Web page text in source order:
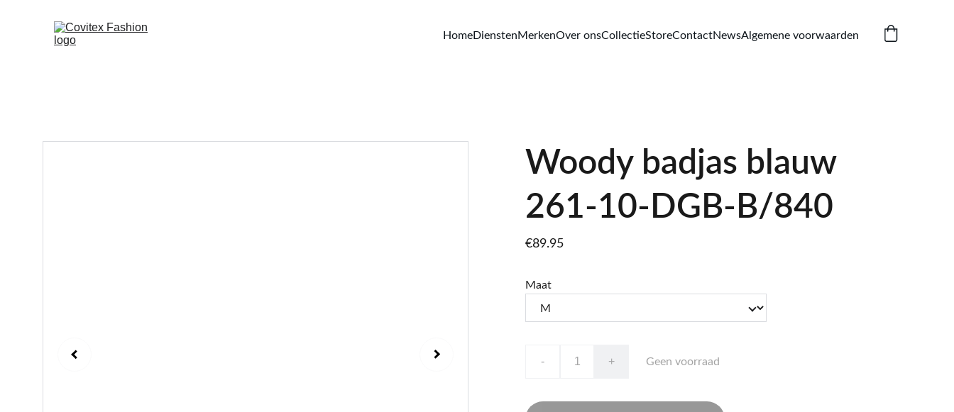
HomeDienstenMerkenOver onsCollectieStoreContactNewsAlgemene voorwaarden
Woody badjas blauw
261-10-DGB-B/840
€89.95
Maat
- + Geen voorraad